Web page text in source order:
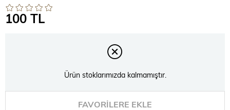
100 TL
Ürün stoklarımızda kalmamıştır.
FAVORILERE EKLE